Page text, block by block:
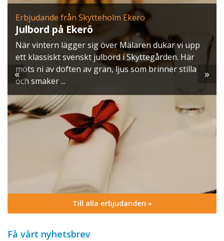
Erbjudande från Skytteholm Ekerö
Julbord på Ekerö
När vintern lägger sig över Mälaren dukar vi upp
ett klassiskt svenskt julbord i Skyttegården. Här
möts ni av doften av gran, ljus som brinner stilla
och smaker ...
« »
Till alla erbjudanden »
Få vårt nyhetsbrev